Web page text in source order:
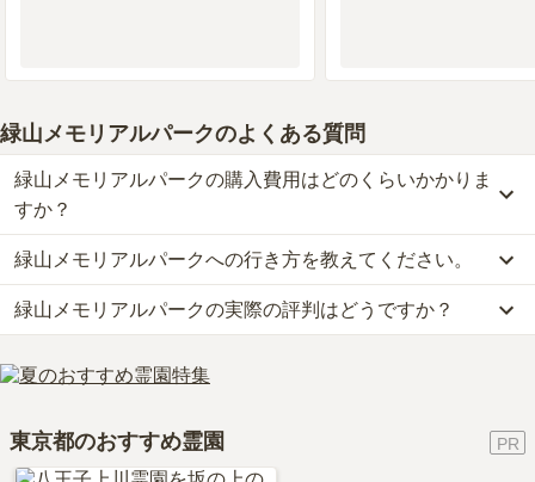
緑山メモリアルパークのよくある質問
緑山メモリアルパークの購入費用はどのくらいかかりま
すか？
緑山メモリアルパークでは、一般墓が約139.5万円からお求めいた
だけます。
なお、緑山メモリアルパークがある東京都の相場は、一般墓が約87
万円（墓石代別途）です。
お墓は、価格が高いものがよい、安いものが悪い、という訳ではあ
緑山メモリアルパークへの行き方を教えてください。
公共交通機関の場合、小田急線「鶴川駅」からバスに乗車、「ゆり
の木通りバス停」下車徒歩約6分です。
車の場合、小田急線「鶴川駅 」から車で約8分です。
詳しいルートや地図は、本ページの「地図・交通アクセス」欄をご
緑山メモリアルパークの実際の評判はどうですか？
当サイトに寄せられた総合評価は、3.7点です。特に価格、設備・
環境が高く評価されています。
は住宅街で近くに小学校や公園、神社があります。静かで非常に環
境がよいところです。車で8分の鶴川駅まで行けば飲食店はたくさ
東京都のおすすめ霊園